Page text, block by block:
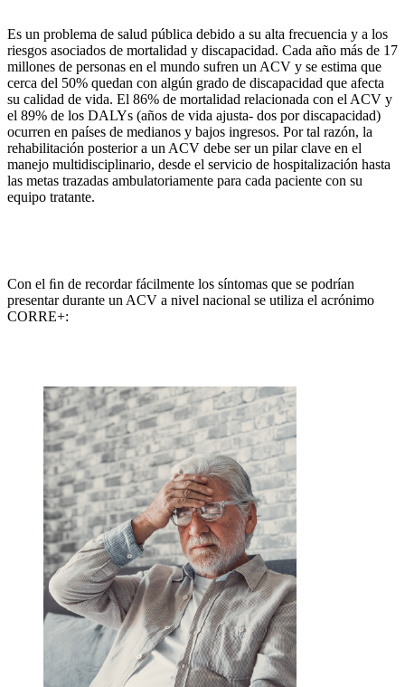
Es un problema de salud pública debido a su alta frecuencia y a los
riesgos asociados de mortalidad y discapacidad. Cada año más de 17
millones de personas en el mundo sufren un ACV y se estima que
cerca del 50% quedan con algún grado de discapacidad que afecta
su calidad de vida. El 86% de mortalidad relacionada con el ACV y
el 89% de los DALYs (años de vida ajusta- dos por discapacidad)
ocurren en países de medianos y bajos ingresos. Por tal razón, la
rehabilitación posterior a un ACV debe ser un pilar clave en el
manejo multidisciplinario, desde el servicio de hospitalización hasta
las metas trazadas ambulatoriamente para cada paciente con su
equipo tratante.
Con el ﬁn de recordar fácilmente los síntomas que se podrían
presentar durante un ACV a nivel nacional se utiliza el acrónimo
CORRE+: